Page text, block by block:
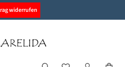
widerrufen